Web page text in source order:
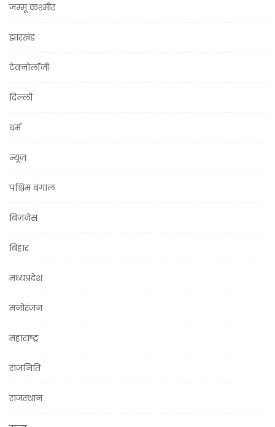
जम्मू कश्मीर
झारखंड
टेक्नोलॉजी
दिल्ली
धर्म
न्यूज़
पश्चिम बंगाल
बिज़नेस
बिहार
मध्यप्रदेश
मनोरंजन
महाराष्ट्र
राजनिति
राजस्थान